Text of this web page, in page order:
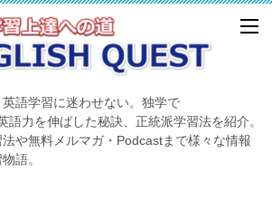
語学習に迷わせない。独学で
力を伸ばした秘訣、正統派学習法を紹介。
や無料メルマガ・Podcastまで様々な情報
語。